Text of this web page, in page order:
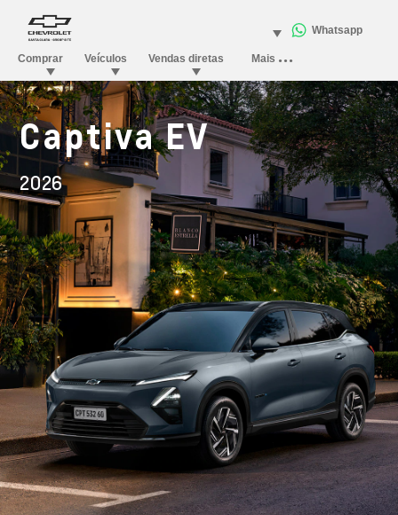
Captiva EV
2026